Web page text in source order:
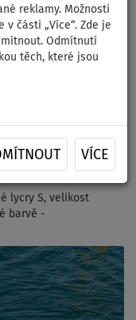
reklamy. Možnosti
části „Více“. Zde je
Odmítnutí
těch, které jsou
VÍCE
zelená >Dámský
green
legíny
lycry S, velikost
barvě -